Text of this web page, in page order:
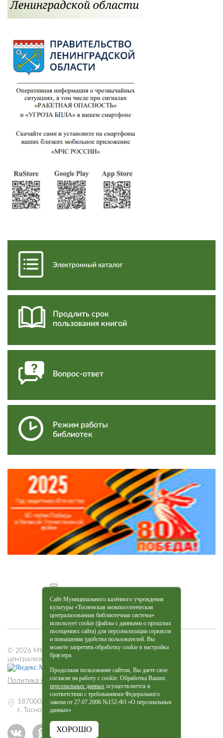
Электронный каталог
Продлить срок
пользования книгой
Вопрос-ответ
Режим работы
библиотек
Сайт Муниципального казённого учреждения
культуры «Тосненская межпоселенческая
централизованная библиотечная система»
использует cookie (файлы с данными о прошлых
посещениях сайта) для персонализации сервисов
и повышения удобства пользователей. Вы
можете запретить обработку cookie в настройка
браузера.
Продолжая пользование сайтом, Вы даете свое
согласие на работу с cookie. Обработка Ваших
персональных данных осуществляется в
соответствии с требованиями Федерального
закона от 27.07.2006 №152-Ф3 «О персональных
данных»
ХОРОШО
© 2026 МКУК «Тосненская межпоселенческая
централизованная библиотечная система»
Политика конфиденциальности
187000, Ленинградская обл.,
г. Тосно, пр. Ленина, 27